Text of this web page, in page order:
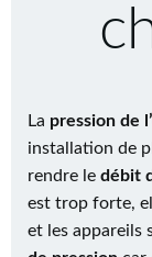
La pression de
installation de
rendre le débit
est trop forte,
et les appareils